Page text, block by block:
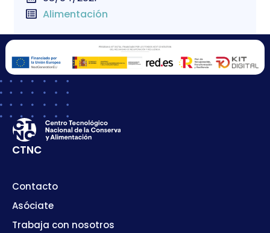
Alimentación
CTNC
Contacto
Asóciate
Trabaja con nosotros